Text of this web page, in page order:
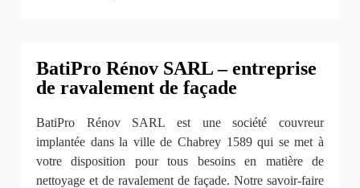
BatiPro Rénov SARL – entreprise
de ravalement de façade
BatiPro Rénov SARL est une société couvreur
implantée dans la ville de Chabrey 1589 qui se met à
votre disposition pour tous besoins en matière de
nettoyage et de ravalement de façade. Notre savoir-faire